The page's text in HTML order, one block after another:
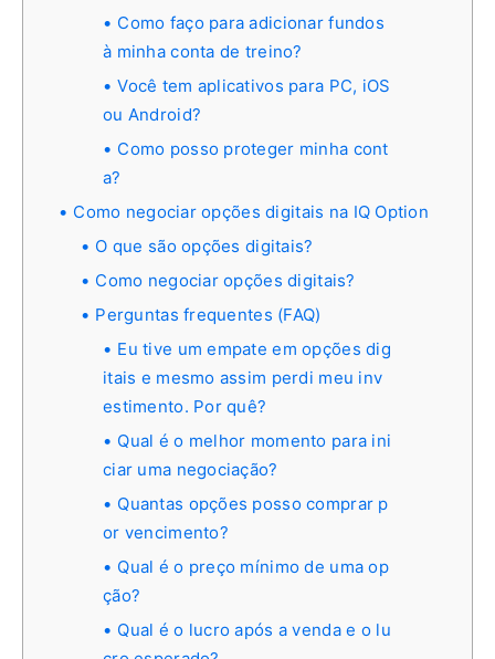
Como faço para adicionar fundos
à minha conta de treino?
Você tem aplicativos para PC, iOS
ou Android?
Como posso proteger minha cont
a?
Como negociar opções digitais na IQ Option
O que são opções digitais?
Como negociar opções digitais?
Perguntas frequentes (FAQ)
Eu tive um empate em opções dig
itais e mesmo assim perdi meu inv
estimento. Por quê?
Qual é o melhor momento para ini
ciar uma negociação?
Quantas opções posso comprar p
or vencimento?
Qual é o preço mínimo de uma op
ção?
Qual é o lucro após a venda e o lu